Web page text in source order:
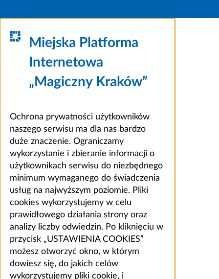
Miejska Platforma
Internetowa
„Magiczny Kraków”
Ochrona prywatności użytkowników
naszego serwisu ma dla nas bardzo
duże znaczenie. Ograniczamy
wykorzystanie i zbieranie informacji o
użytkownikach serwisu do niezbędnego
minimum wymaganego do świadczenia
usług na najwyższym poziomie. Pliki
cookies wykorzystujemy w celu
prawidłowego działania strony oraz
analizy liczby odwiedzin. Po kliknięciu w
przycisk „USTAWIENIA COOKIES”
możesz otworzyć okno, w którym
dowiesz się, do jakich celów
wykorzystujemy pliki cookie, i